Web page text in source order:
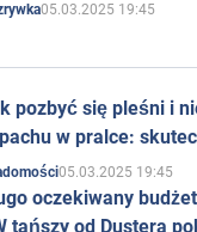
05.03.2025 19:45
pozbyć się pleśni i
w pralce:
05.03.2025 19:45
oczekiwany
tańszy od Dustera